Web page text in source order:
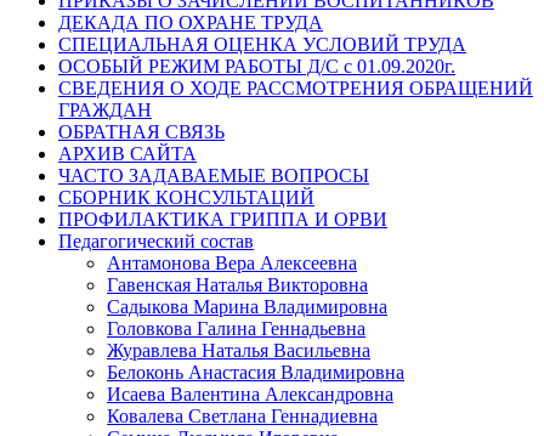
ДЕКАДА ПО ОХРАНЕ ТРУДА
СПЕЦИАЛЬНАЯ ОЦЕНКА УСЛОВИЙ ТРУДА
ОСОБЫЙ РЕЖИМ РАБОТЫ Д/С с 01.09.2020г.
СВЕДЕНИЯ О ХОДЕ РАССМОТРЕНИЯ ОБРАЩЕНИЙ
ГРАЖДАН
ОБРАТНАЯ СВЯЗЬ
АРХИВ САЙТА
ЧАСТО ЗАДАВАЕМЫЕ ВОПРОСЫ
СБОРНИК КОНСУЛЬТАЦИЙ
ПРОФИЛАКТИКА ГРИППА И ОРВИ
Педагогический состав
Антамонова Вера Алексеевна
Гавенская Наталья Викторовна
Садыкова Марина Владимировна
Головкова Галина Геннадьевна
Журавлева Наталья Васильевна
Белоконь Анастасия Владимировна
Исаева Валентина Александровна
Ковалева Светлана Геннадиевна